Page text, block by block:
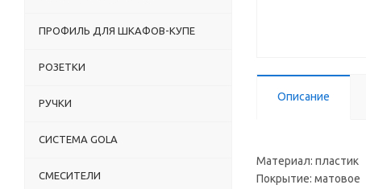
Описание
Материал: пластик
Покрытие: матовое
ПРОФИЛЬ ДЛЯ ШКАФОВ-КУПЕ
РОЗЕТКИ
РУЧКИ
СИСТЕМА GOLA
СМЕСИТЕЛИ